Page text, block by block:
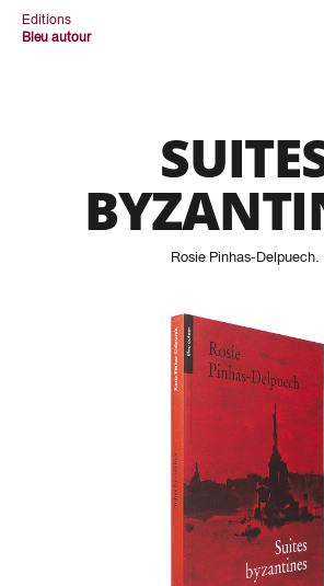
Editions
Bleu autour
Rosie Pinhas-Delpuech.